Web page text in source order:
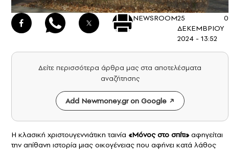
NEWSROOM25
ΔΕΚΕΜΒΡΙΟΥ
2024 - 13:52
0
Δείτε περισσότερα άρθρα μας στα αποτελέσματα
αναζήτησης
Add Newmoney.gr on Google
Η κλασική χριστουγεννιάτικη ταινία «Μόνος στο σπίτι» αφηγείται
την απίθανη ιστορία μιας οικογένειας που αφήνει κατά λάθος